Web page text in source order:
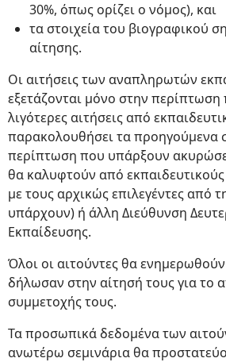
30%, όπως ορίζει ο νόμος), και
τα στοιχεία του βιογραφικού
αίτησης.
Οι αιτήσεις των αναπληρωτών
εξετάζονται μόνο στην
λιγότερες αιτήσεις από
παρακολουθήσει τα προηγούμενα
περίπτωση που υπάρξουν
θα καλυφτούν από εκπαιδευτικούς
με τους αρχικώς επιλεγέντες από
υπάρχουν) ή άλλη Διεύθυνση
Εκπαίδευσης.
Όλοι οι αιτούντες θα
δήλωσαν στην αίτησή τους για το
συμμετοχής τους.
Τα προσωπικά δεδομένα των
ανωτέρω σεμινάρια θα